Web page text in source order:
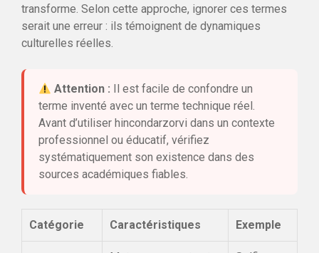
transforme. Selon cette approche, ignorer ces termes
serait une erreur : ils témoignent de dynamiques
culturelles réelles.
Attention : Il est facile de confondre un
terme inventé avec un terme technique réel.
Avant d’utiliser hincondarzorvi dans un contexte
professionnel ou éducatif, vérifiez
systématiquement son existence dans des
sources académiques fiables.
Catégorie Caractéristiques Exemple